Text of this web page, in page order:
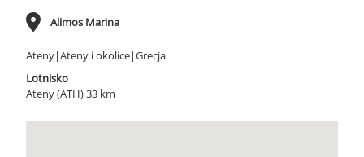
Alimos Marina
Ateny|Ateny i okolice|Grecja
Lotnisko
Ateny (ATH) 33 km